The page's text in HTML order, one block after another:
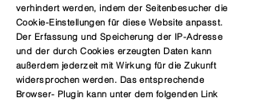
verhindert werden, indem der Seitenbesucher die
Cookie-Einstellungen für diese Website anpasst.
Der Erfassung und Speicherung der IP-Adresse
und der durch Cookies erzeugten Daten kann
außerdem jederzeit mit Wirkung für die Zukunft
widersprochen werden. Das entsprechende
Browser- Plugin kann unter dem folgenden Link